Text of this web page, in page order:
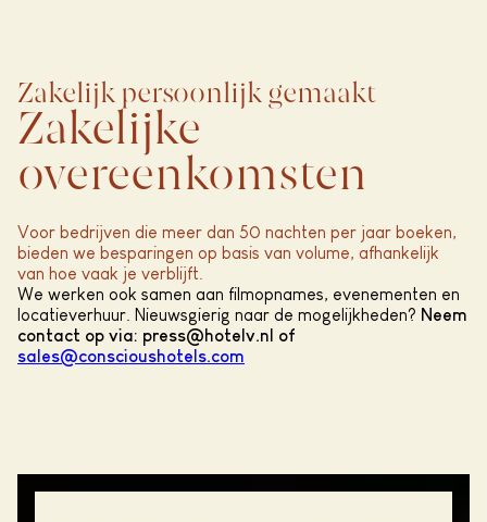
Zakelijk persoonlijk gemaakt
Zakelijke
overeenkomsten
Voor bedrijven die meer dan 50 nachten per jaar boeken,
bieden we besparingen op basis van volume, afhankelijk
van hoe vaak je verblijft.
We werken ook samen aan filmopnames, evenementen en
locatieverhuur. Nieuwsgierig naar de mogelijkheden? Neem
contact op via: press@hotelv.nl of
sales@conscioushotels.com